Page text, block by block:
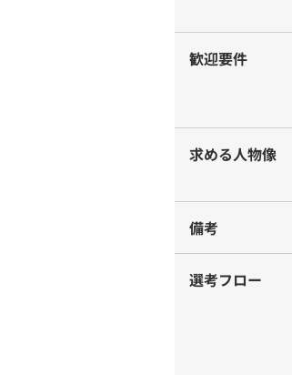
歓迎要件
求める人物像
備考
選考フロー